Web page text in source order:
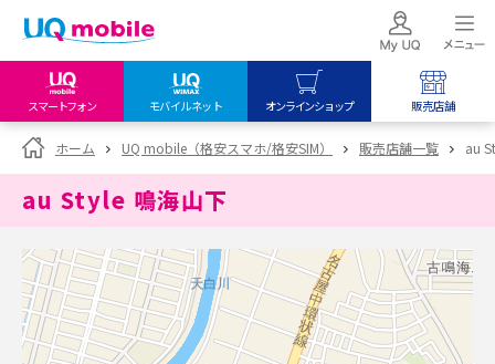
スマートフォン モバイルネット オンラインショップ 販売店舗
my UQ WiMAX
UQ WiMAX ご契約の方
My UQ mobile
UQ mobile
データチャージサイト
UQ mobile
オンラインショップ
UQ WiMAX
UQ mobile
販売店舗
UQ WiMAX
ホーム UQ mobile（格安スマホ/格安SIM） 販売店舗一覧 au
au Style 鳴海山下